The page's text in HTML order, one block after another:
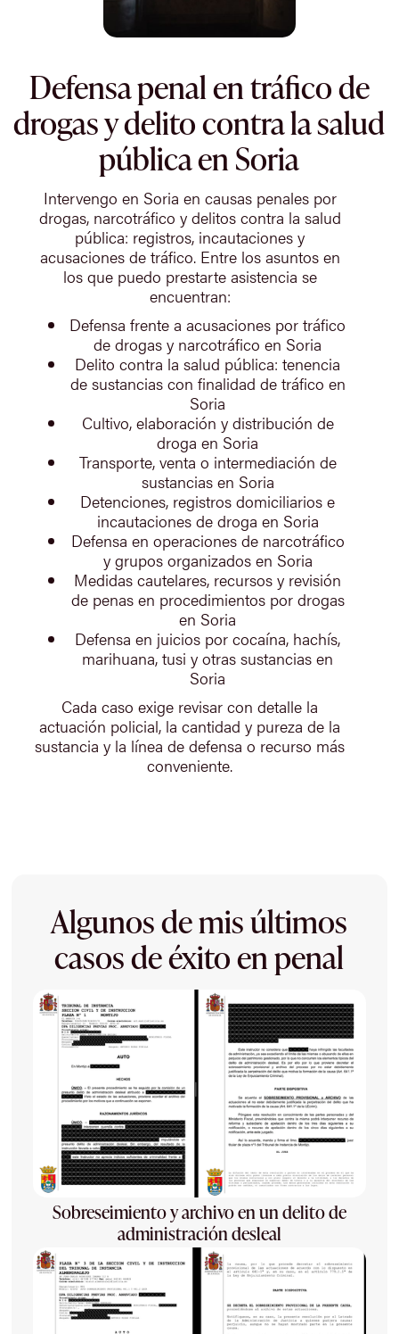
Defensa penal en tráfico de
drogas y delito contra la salud
pública en Soria
Intervengo en Soria en causas penales por
drogas, narcotráfico y delitos contra la salud
pública: registros, incautaciones y
acusaciones de tráfico. Entre los asuntos en
los que puedo prestarte asistencia se
encuentran:
Defensa frente a acusaciones por tráfico
de drogas y narcotráfico en Soria
Delito contra la salud pública: tenencia
de sustancias con finalidad de tráfico en
Soria
Cultivo, elaboración y distribución de
droga en Soria
Transporte, venta o intermediación de
sustancias en Soria
Detenciones, registros domiciliarios e
incautaciones de droga en Soria
Defensa en operaciones de narcotráfico
y grupos organizados en Soria
Medidas cautelares, recursos y revisión
de penas en procedimientos por drogas
en Soria
Defensa en juicios por cocaína, hachís,
marihuana, tusi y otras sustancias en
Soria
Cada caso exige revisar con detalle la
actuación policial, la cantidad y pureza de la
sustancia y la línea de defensa o recurso más
conveniente.
Algunos de mis últimos
casos de éxito en penal
Sobreseimiento y archivo en un delito de
administración desleal